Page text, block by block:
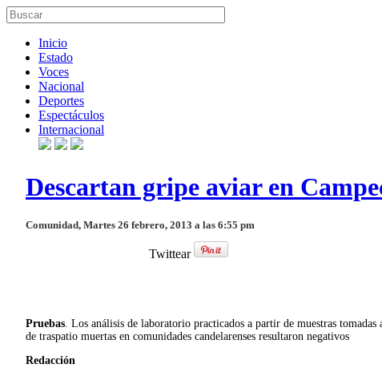
Inicio
Estado
Voces
Nacional
Deportes
Espectáculos
Internacional
Descartan gripe aviar en
Comunidad, Martes 26 febrero, 2013 a las 6:55 pm
Twittear
Pruebas. Los análisis de laboratorio practicados a partir de muestras tomadas
de traspatio muertas en comunidades candelarenses resultaron negativos
Redacción